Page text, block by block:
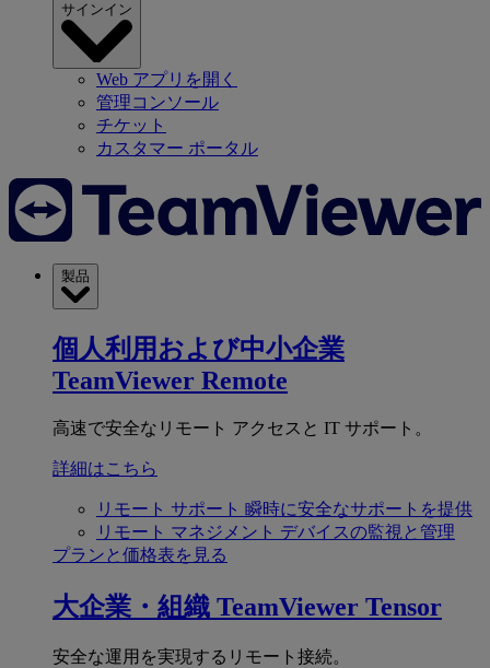
サインイン
Web アプリを開く
管理コンソール
チケット
カスタマー ポータル
製品
個人利用および中小企業
TeamViewer Remote
高速で安全なリモート アクセスと IT サポート。
詳細はこちら
リモート サポート 瞬時に安全なサポートを提供
リモート マネジメント デバイスの監視と管理
プランと価格表を見る
大企業・組織 TeamViewer Tensor
安全な運用を実現するリモート接続。